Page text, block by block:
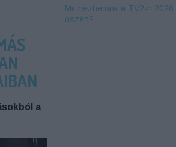
a
Mit nézhetünk a TV2-n 2026
őszén?